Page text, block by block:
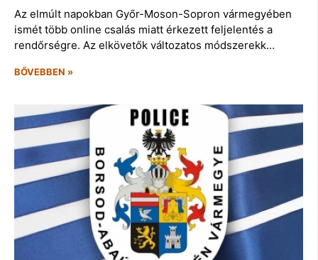
Az elmúlt napokban Győr-Moson-Sopron vármegyében
ismét több online csalás miatt érkezett feljelentés a
rendőrségre. Az elkövetők változatos módszerekk…
BŐVEBBEN »